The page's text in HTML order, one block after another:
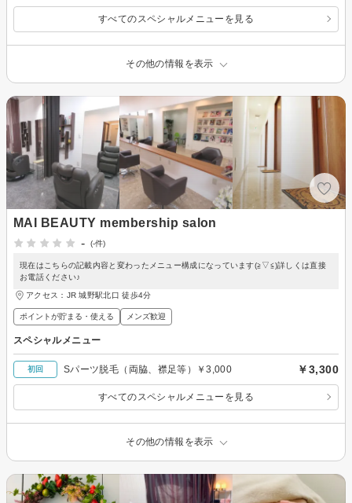
すべてのスペシャルメニューを見る
その他の情報を表示
MAI BEAUTY membership salon
-
(-件)
現在はこちらの記載内容と変わったメニュー構成になっています(≧▽≦)詳しくは直接
お電話ください♪
アクセス：JR 城野駅北口 徒歩4分
ポイントが貯まる・使える メンズ歓迎
スペシャルメニュー
初回 Sパーツ脱毛（両脇、襟足等）￥3,000 ￥3,300
すべてのスペシャルメニューを見る
その他の情報を表示